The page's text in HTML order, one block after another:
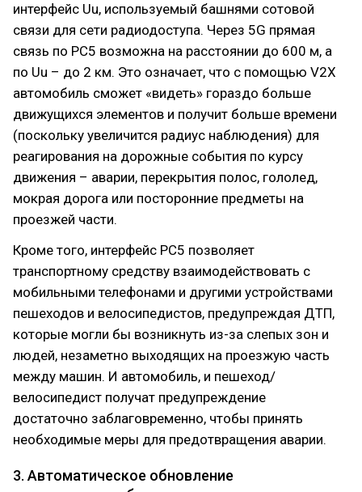
интерфейс Uu, используемый башнями сотовой
связи для сети радиодоступа. Через 5G прямая
связь по PC5 возможна на расстоянии до 600 м, а
по Uu – до 2 км. Это означает, что с помощью V2X
автомобиль сможет «видеть» гораздо больше
движущихся элементов и получит больше времени
(поскольку увеличится радиус наблюдения) для
реагирования на дорожные события по курсу
движения – аварии, перекрытия полос, гололед,
мокрая дорога или посторонние предметы на
проезжей части.
Кроме того, интерфейс PC5 позволяет
транспортному средству взаимодействовать с
мобильными телефонами и другими устройствами
пешеходов и велосипедистов, предупреждая ДТП,
которые могли бы возникнуть из-за слепых зон и
людей, незаметно выходящих на проезжую часть
между машин. И автомобиль, и пешеход/
велосипедист получат предупреждение
достаточно заблаговременно, чтобы принять
необходимые меры для предотвращения аварии.
3. Автоматическое обновление